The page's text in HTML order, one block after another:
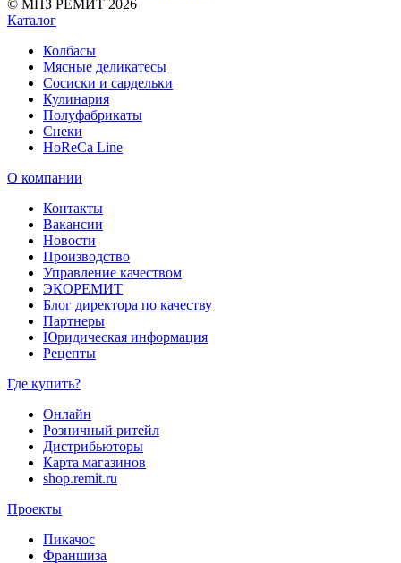
© МПЗ РЕМИТ 2026
Каталог
Колбасы
Мясные деликатесы
Сосиски и сардельки
Кулинария
Полуфабрикаты
Снеки
HoReCa Line
О компании
Контакты
Вакансии
Новости
Производство
Управление качеством
ЭКОРЕМИТ
Блог директора по качеству
Партнеры
Юридическая информация
Рецепты
Где купить?
Онлайн
Розничный ритейл
Дистрибьюторы
Карта магазинов
shop.remit.ru
Проекты
Пикачос
Франшиза